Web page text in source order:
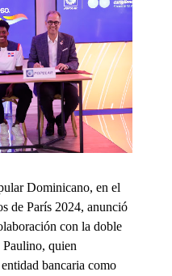
Dominicano, en el
de París 2024, anunció
con la doble
quien
bancaria como